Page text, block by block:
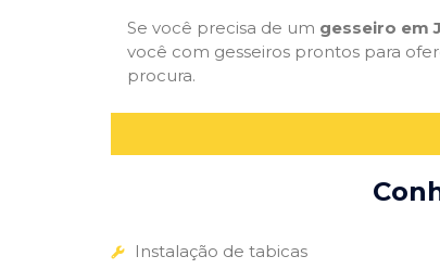
Se você precisa de um gesseiro em
você com gesseiros prontos para
procura.
Instalação de tabicas